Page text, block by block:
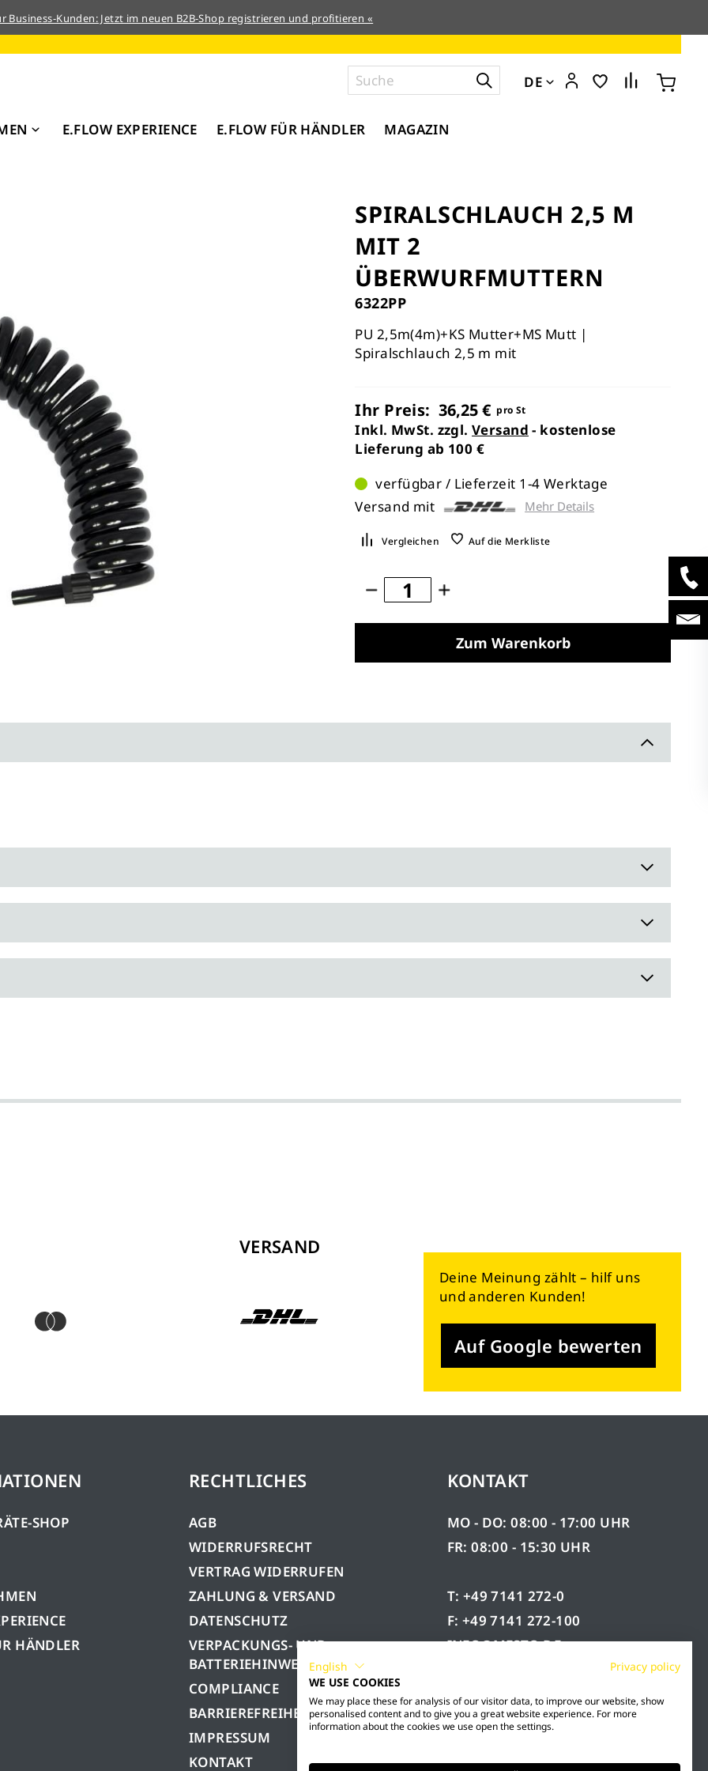
Business-Kunden: Jetzt im neuen B2B-Shop registrieren und profitieren «
DE
E.FLOW EXPERIENCE E.FLOW FÜR HÄNDLER MAGAZIN
SPIRALSCHLAUCH 2,5 M
MIT 2
ÜBERWURFMUTTERN
6322PP
PU 2,5m(4m)+KS Mutter+MS Mutt |
Spiralschlauch 2,5 m mit
Ihr Preis: 36,25 € pro St
Inkl. MwSt. zzgl.Versand - kostenlose
Lieferung ab 100 €
verfügbar / Lieferzeit 1-4 Werktage
Versand mit
Mehr Details
Vergleichen Auf die Merkliste
Zum Warenkorb
VERSAND
Deine Meinung zählt – hilf uns
und anderen Kunden!
Auf Google bewerten
SHOP
HÄNDLER
RECHTLICHES
AGB
WIDERRUFSRECHT
VERTRAG WIDERRUFEN
ZAHLUNG & VERSAND
DATENSCHUTZ
VERPACKUNGS- UND
BATTERIEHINWEISE
COMPLIANCE
BARRIEREFREIHEIT
IMPRESSUM
KONTAKT
KONTAKT
MO - DO: 08:00 - 17:00 UHR
FR: 08:00 - 15:30 UHR
T: +49 7141 272-0
F: +49 7141 272-100
INFO@MESTO.DE
English
Privacy policy
WE USE COOKIES
We may place these for analysis of our visitor data, to improve our website, show
personalised content and to give you a great website experience. For more
information about the cookies we use open the settings.